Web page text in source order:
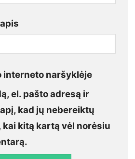
interneto naršyklėje
el. pašto adresą ir
kad jų nebereiktų
kai kitą kartą vėl norėsiu